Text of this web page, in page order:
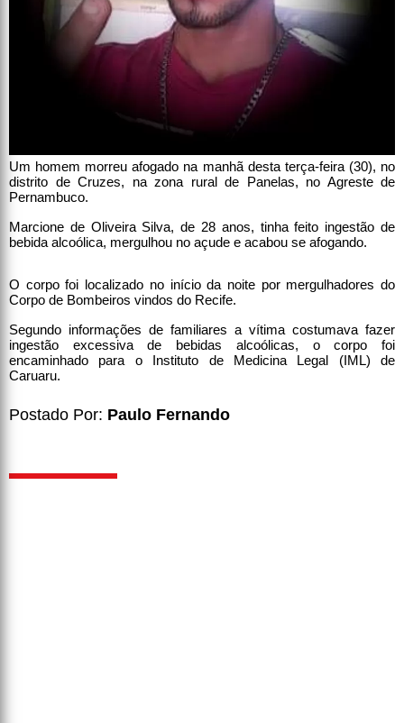
Um homem morreu afogado na manhã desta terça-feira (30), no
distrito de Cruzes, na zona rural de Panelas, no Agreste de
Pernambuco.
Marcione de Oliveira Silva, de 28 anos, tinha feito ingestão de
bebida alcoólica, mergulhou no açude e acabou se afogando.
O corpo foi localizado no início da noite por mergulhadores do
Corpo de Bombeiros vindos do Recife.
Segundo informações de familiares a vítima costumava fazer
ingestão excessiva de bebidas alcoólicas, o corpo foi
encaminhado para o Instituto de Medicina Legal (IML) de
Caruaru.
Postado Por: Paulo Fernando